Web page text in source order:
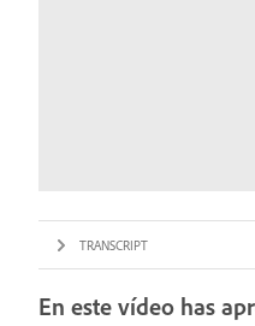
TRANSCRIPT
En este vídeo has